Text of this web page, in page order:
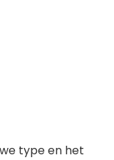
type en het